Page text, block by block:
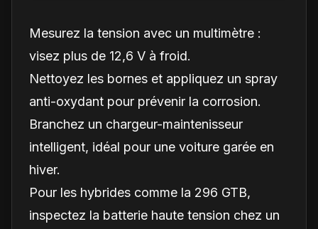
Mesurez la tension avec un multimètre :
visez plus de 12,6 V à froid.
Nettoyez les bornes et appliquez un spray
anti-oxydant pour prévenir la corrosion.
Branchez un chargeur-maintenisseur
intelligent, idéal pour une voiture garée en
hiver.
Pour les hybrides comme la 296 GTB,
inspectez la batterie haute tension chez un